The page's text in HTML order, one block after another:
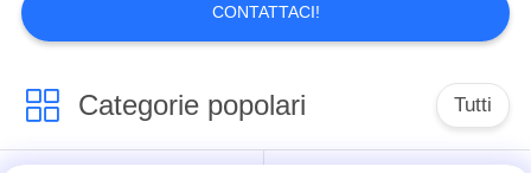
CONTATTACI!
Categorie popolari Tutti